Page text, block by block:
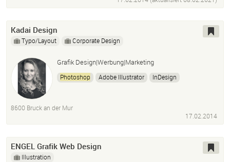
Kadai Design
Typo/Layout Corporate Design
Grafik Design|Werbung|Marketing
Photoshop Adobe Illustrator
InDesign
8600 Bruck an der Mur
17.02.2014
ENGEL Grafik Web Design
Illustration